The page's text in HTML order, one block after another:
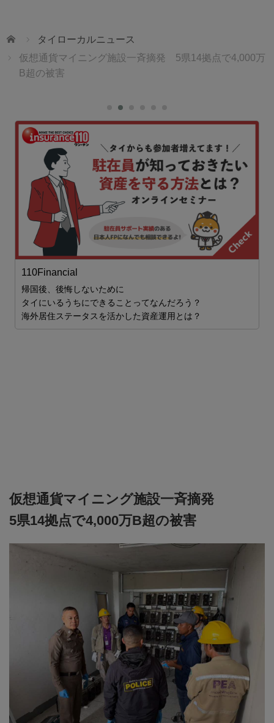
ホーム
タイローカルニュース
仮想通貨マイニング施設一斉摘発 5県14拠点で4,000万
B超の被害
110Financial
帰国後、後悔しないために
タイにいるうちにできることってなんだろう？
海外居住ステータスを活かした資産運用とは？
仮想通貨マイニング施設一斉摘発
5県14拠点で4,000万B超の被害